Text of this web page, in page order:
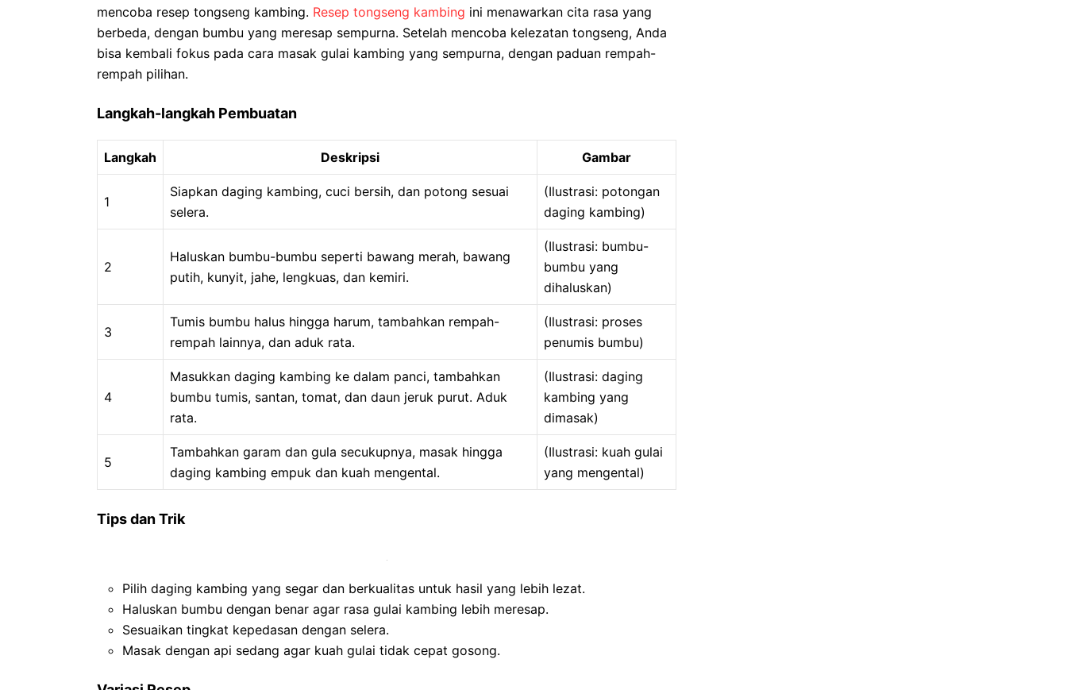
mencoba resep tongseng kambing. Resep tongseng kambing ini menawarkan cita rasa yang
berbeda, dengan bumbu yang meresap sempurna. Setelah mencoba kelezatan tongseng, Anda
bisa kembali fokus pada cara masak gulai kambing yang sempurna, dengan paduan rempah-
rempah pilihan.
Langkah-langkah Pembuatan
Langkah Deskripsi Gambar
1
Siapkan daging kambing, cuci bersih, dan potong sesuai
selera.
(Ilustrasi: potongan
daging kambing)
2
Haluskan bumbu-bumbu seperti bawang merah, bawang
putih, kunyit, jahe, lengkuas, dan kemiri.
(Ilustrasi: bumbu-
bumbu yang
dihaluskan)
3
Tumis bumbu halus hingga harum, tambahkan rempah-
rempah lainnya, dan aduk rata.
(Ilustrasi: proses
penumis bumbu)
4
Masukkan daging kambing ke dalam panci, tambahkan
bumbu tumis, santan, tomat, dan daun jeruk purut. Aduk
rata.
(Ilustrasi: daging
kambing yang
dimasak)
5
Tambahkan garam dan gula secukupnya, masak hingga
daging kambing empuk dan kuah mengental.
(Ilustrasi: kuah gulai
yang mengental)
Tips dan Trik
Pilih daging kambing yang segar dan berkualitas untuk hasil yang lebih lezat.
Haluskan bumbu dengan benar agar rasa gulai kambing lebih meresap.
Sesuaikan tingkat kepedasan dengan selera.
Masak dengan api sedang agar kuah gulai tidak cepat gosong.